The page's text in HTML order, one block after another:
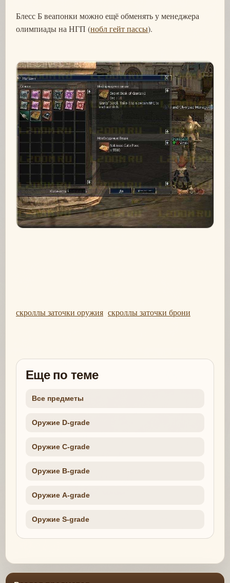
Блесс Б веапонки можно ещё обменять у менеджера
олимпиады на НГП (нобл гейт пассы).
скроллы заточки оружия скроллы заточки брони
Еще по теме
Все предметы
Оружие D-grade
Оружие C-grade
Оружие B-grade
Оружие A-grade
Оружие S-grade